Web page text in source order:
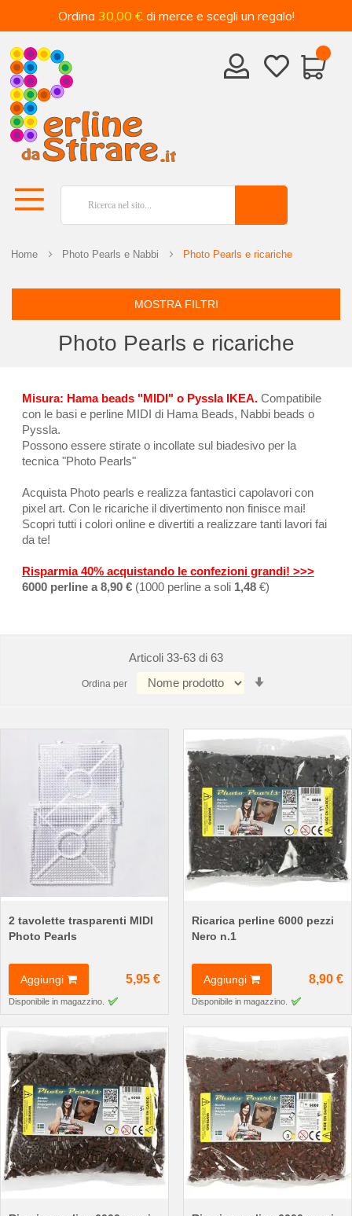
Ordina 30,00 € di merce e scegli un regalo!
Home Photo Pearls e Nabbi Photo Pearls e ricariche
Photo Pearls e ricariche
Misura: Hama beads "MIDI" o Pyssla IKEA.Compatibile
con le basi e perline MIDI di Hama Beads, Nabbi beads o
Pyssla.
Possono essere stirate o incollate sul biadesivo per la
tecnica "Photo Pearls"
Acquista Photo pearls e realizza fantastici capolavori con
pixel art. Con le ricariche il divertimento non finisce mai!
Scopri tutti i colori online e divertiti a realizzare tanti lavori fai
da te!
Risparmia 40% acquistando le confezioni grandi! >>>
6000 perline a 8,90 €(1000 perline a soli 1,48€)
Articoli 33-63 di 63
Ordina per
2 tavolette trasparenti MIDI
Photo Pearls
Aggiungi 5,95 €
Disponibile in magazzino.
Ricarica perline 6000 pezzi
Nero n.1
Aggiungi 8,90 €
Disponibile in magazzino.
MOSTRA FILTRI